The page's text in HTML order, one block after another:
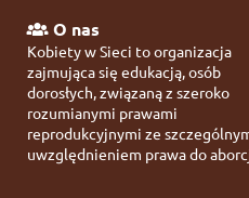
O nas
Kobiety w Sieci to organizacja
zajmująca się edukacją, osób
dorosłych, związaną z szeroko
rozumianymi prawami
reprodukcyjnymi ze
uwzględnieniem prawa do